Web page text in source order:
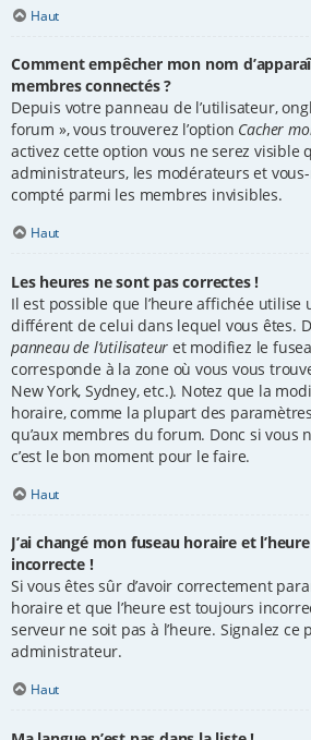
Haut
Comment empêcher mon nom
membres connectés ?
Depuis votre panneau de l’utilisateur,
forum », vous trouverez l’option Cacher
activez cette option vous ne serez visible
administrateurs, les modérateurs et
compté parmi les membres invisibles.
Haut
Les heures ne sont pas correctes !
Il est possible que l’heure affichée utilise
différent de celui dans lequel vous êtes.
panneau de l’utilisateur et modifiez le
corresponde à la zone où vous vous
New York, Sydney, etc.). Notez que la
horaire, comme la plupart des
qu’aux membres du forum. Donc si vous
c’est le bon moment pour le faire.
Haut
J’ai changé mon fuseau horaire et
incorrecte !
Si vous êtes sûr d’avoir correctement
horaire et que l’heure est toujours
serveur ne soit pas à l’heure. Signalez ce
administrateur.
Haut